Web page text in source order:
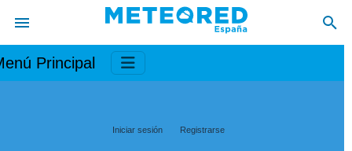
Principal
Iniciar sesión Registrarse